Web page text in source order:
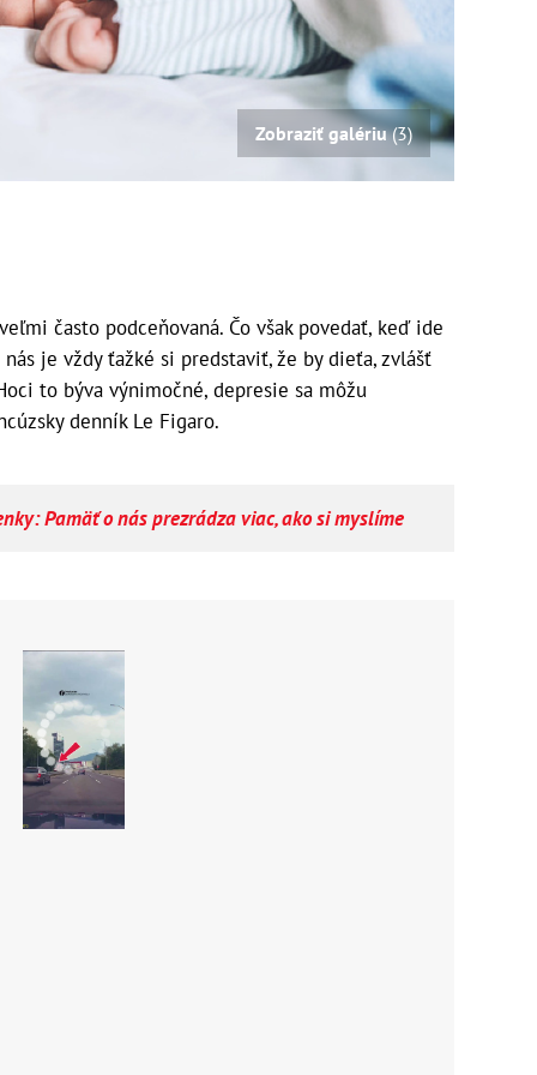
Zobraziť galériu(3)
často podceňovaná. Čo však povedať, keď ide
je vždy ťažké si predstaviť, že by dieťa, zvlášť
to býva výnimočné, depresie sa môžu
denník Le Figaro.
Pamäť o nás prezrádza viac, ako si myslíme